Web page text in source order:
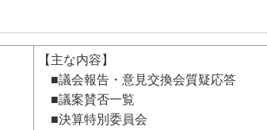
【主な内容】
■議会報告・意見交換会質疑応答
■議案賛否一覧
■決算特別委員会